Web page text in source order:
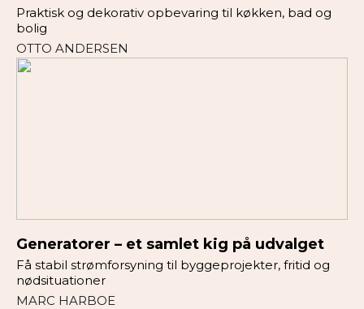
Praktisk og dekorativ opbevaring til køkken, bad og
bolig
OTTO ANDERSEN
Generatorer – et samlet kig på udvalget
Få stabil strømforsyning til byggeprojekter, fritid og
nødsituationer
MARC HARBOE